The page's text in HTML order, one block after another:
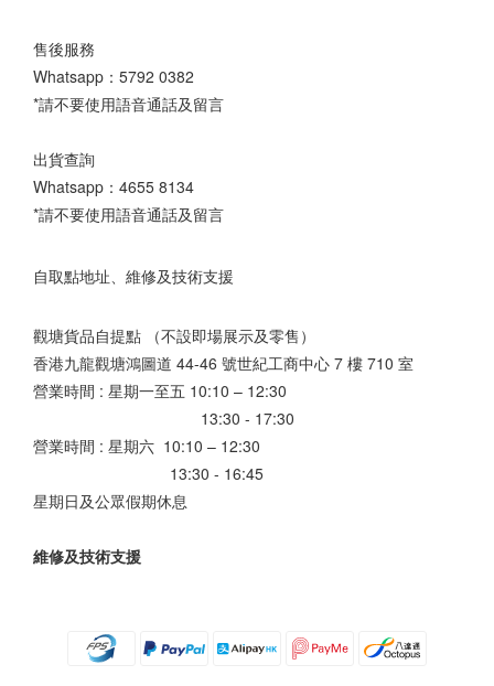
售後服務
Whatsapp： 5792 0382
*請不要使用語音通話及留言
出貨查詢
Whatsapp： 4655 8134
*請不要使用語音通話及留言
自取點地址、維修及技術支援
觀塘貨品自提點 （不設即場展示及零售）
香港九龍觀塘鴻圖道 44-46 號世紀工商中心 7 樓 710 室
營業時間 : 星期一至五 10:10 – 12:30
13:30 - 17:30
營業時間 : 星期六 10:10 – 12:30
13:30 - 16:45
星期日及公眾假期休息
維修及技術支援